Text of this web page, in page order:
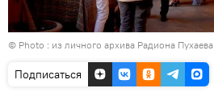
© Photo : из личного архива Радиона Пухаева
Подписаться